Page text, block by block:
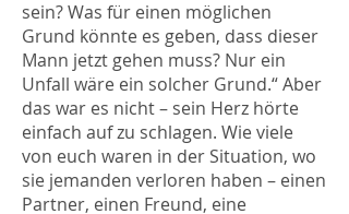
sein? Was für einen möglichen
Grund könnte es geben, dass dieser
Mann jetzt gehen muss? Nur ein
Unfall wäre ein solcher Grund.“ Aber
das war es nicht – sein Herz hörte
einfach auf zu schlagen. Wie viele
von euch waren in der Situation, wo
sie jemanden verloren haben – einen
Partner, einen Freund, eine